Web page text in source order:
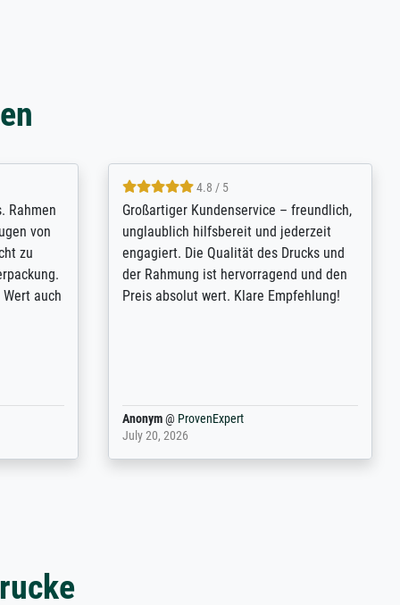
bei
Eine
noch
Bild
5 / 5
Vor allem hat mich die Qualität des
Drucks begeistert! Dass man die
Möglichkeit zur Rahmenauswahl hat und
die Art der Hängung selbst bestimmen
kann hat find ich positiv.
Harald@ProvenExpert
April 9, 2025